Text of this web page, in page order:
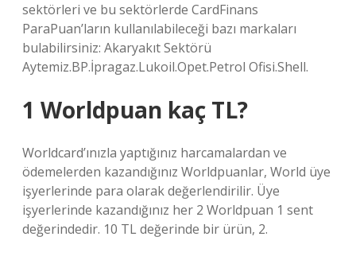
sektörleri ve bu sektörlerde CardFinans
ParaPuan’ların kullanılabileceği bazı markaları
bulabilirsiniz: Akaryakıt Sektörü
Aytemiz.BP.İpragaz.Lukoil.Opet.Petrol Ofisi.Shell.
1 Worldpuan kaç TL?
Worldcard’ınızla yaptığınız harcamalardan ve
ödemelerden kazandığınız Worldpuanlar, World üye
işyerlerinde para olarak değerlendirilir. Üye
işyerlerinde kazandığınız her 2 Worldpuan 1 sent
değerindedir. 10 TL değerinde bir ürün, 2.